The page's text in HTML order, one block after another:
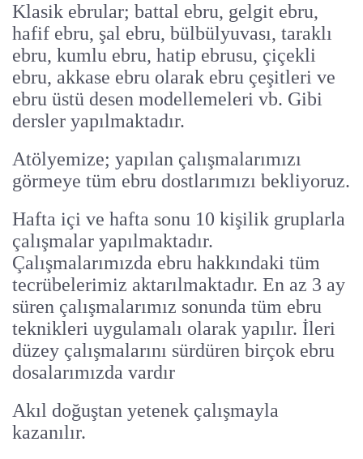
Klasik ebrular; battal ebru, gelgit ebru,
hafif ebru, şal ebru, bülbülyuvası, taraklı
ebru, kumlu ebru, hatip ebrusu, çiçekli
ebru, akkase ebru olarak ebru çeşitleri ve
ebru üstü desen modellemeleri vb. Gibi
dersler yapılmaktadır.
Atölyemize; yapılan çalışmalarımızı
görmeye tüm ebru dostlarımızı bekliyoruz.
Hafta içi ve hafta sonu 10 kişilik gruplarla
çalışmalar yapılmaktadır.
Çalışmalarımızda ebru hakkındaki tüm
tecrübelerimiz aktarılmaktadır. En az 3 ay
süren çalışmalarımız sonunda tüm ebru
teknikleri uygulamalı olarak yapılır. İleri
düzey çalışmalarını sürdüren birçok ebru
dosalarımızda vardır
Akıl doğuştan yetenek çalışmayla
kazanılır.